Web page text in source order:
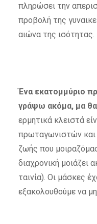
πληρώσει την
προβολή της
αιώνα της ισότητας.
Ένα εκατομμύριο
γράψω ακόμα, μα
ερμητικά κλειστά
πρωταγωνιστών
ζωής που
διαχρονική μοιάζει
ταινία). Οι μάσκες
εξακολουθούμε να